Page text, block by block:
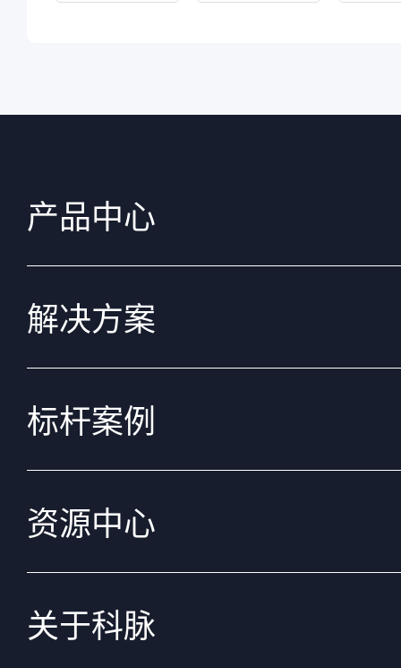
产品中心
解决方案
标杆案例
资源中心
关于科脉